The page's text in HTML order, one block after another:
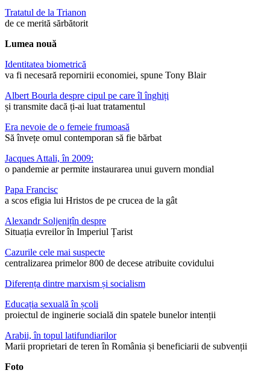
Tratatul de la Trianon
de ce merită sărbătorit
Lumea nouă
Identitatea biometrică
va fi necesară repornirii economiei, spune Tony Blair
Albert Bourla despre cipul pe care îl înghiți
și transmite dacă ți-ai luat tratamentul
Era nevoie de o femeie frumoasă
Să învețe omul contemporan să fie bărbat
Jacques Attali, în 2009:
o pandemie ar permite instaurarea unui guvern mondial
Papa Francisc
a scos efigia lui Hristos de pe crucea de la gât
Alexandr Soljenițîn despre
Situația evreilor în Imperiul Țarist
Cazurile cele mai suspecte
centralizarea primelor 800 de decese atribuite covidului
Diferența dintre marxism și socialism
Educația sexuală în școli
proiectul de inginerie socială din spatele bunelor intenții
Arabii, în topul latifundiarilor
Marii proprietari de teren în România și beneficiarii de subvenții
Foto